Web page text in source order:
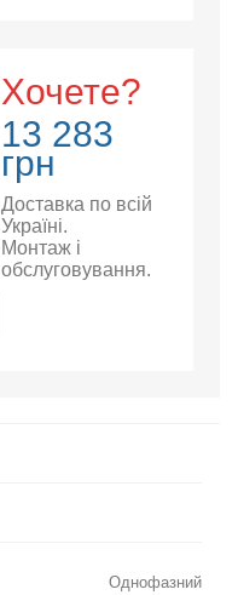
Хочете?
13 283
грн
Доставка по всій
Україні.
Монтаж і
обслуговування.
Однофазний